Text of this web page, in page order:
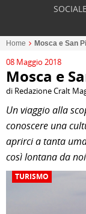
SOCIALE
Home Mosca e San
08 Maggio 2018
Mosca e
di Redazione Cralt
Un viaggio alla
conoscere una
aprirci a tanta
così lontana da noi
TURISMO